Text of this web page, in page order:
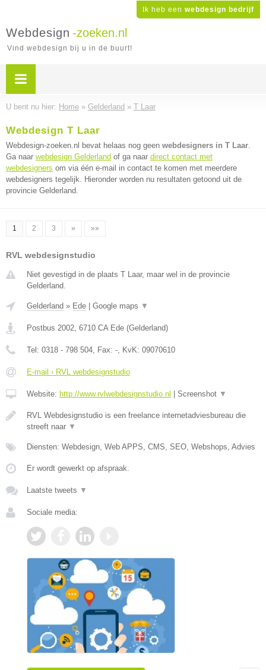
Ik heb een webdesign bedrijf
Webdesign -zoeken.nl
Vind webdesign bij u in de buurt!
U bent nu hier: Home » Gelderland » T Laar
Webdesign T Laar
Webdesign-zoeken.nl bevat helaas nog geen webdesigners in T Laar.
Ga naar webdesign Gelderland of ga naar direct contact met
webdesigners om via één e-mail in contact te komen met meerdere
webdesigners tegelijk. Hieronder worden nu resultaten getoond uit de
provincie Gelderland.
1 2 3 » »»
RVL webdesignstudio
Niet gevestigd in de plaats T Laar, maar wel in de provincie
Gelderland.
Gelderland » Ede Google maps ▼
Postbus 2002, 6710 CA Ede (Gelderland)
Tel: 0318 - 798 504, Fax: -, KvK: 09070610
E-mail › RVL webdesignstudio
Website: http://www.rvlwebdesignstudio.nl Screenshot ▼
RVL Webdesignstudio is een freelance internetadviesbureau die
streeft naar ▼
Diensten: Webdesign, Web APPS, CMS, SEO, Webshops, Advies
Er wordt gewerkt op afspraak.
Laatste tweets ▼
Sociale media: